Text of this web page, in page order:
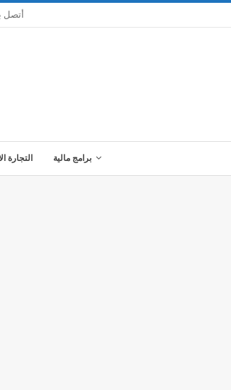
أتصل
التجارة برامج مالية